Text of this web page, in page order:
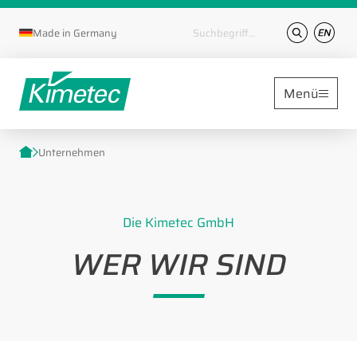
Made in Germany Suchbegriffe
Menü
Unternehmen
Die Kimetec GmbH
WER WIR SIND